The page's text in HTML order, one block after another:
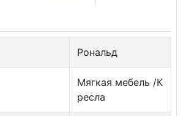
Рональд
Мягкая мебель /К
ресла